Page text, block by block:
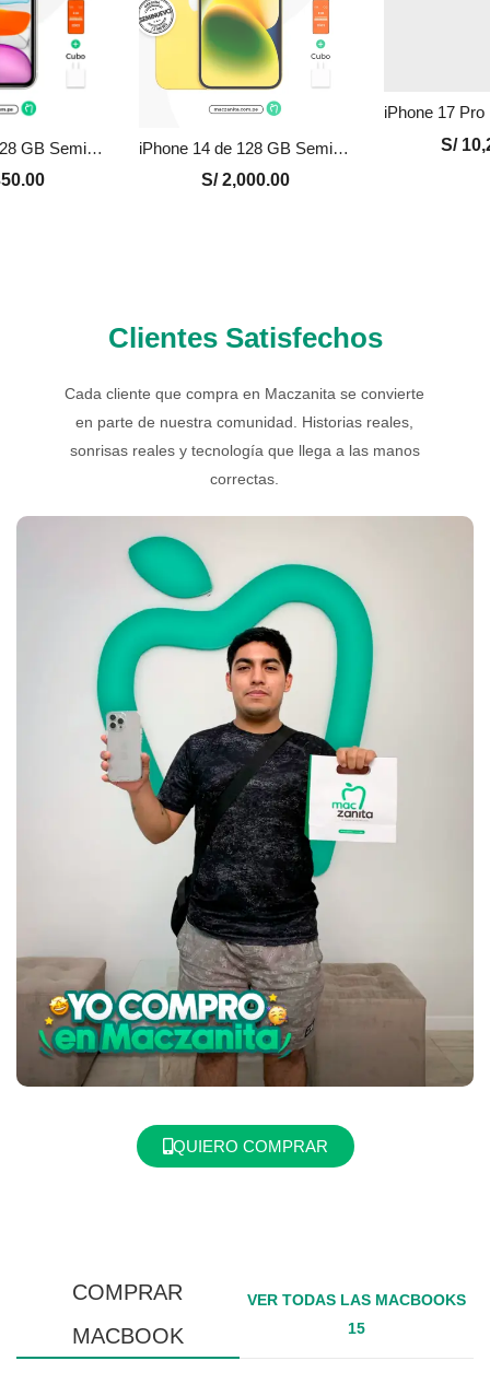
iPhone 11 de 128 GB Seminuevo en Perú | Blanco, Precio y Garantía
iPhone 14 de 128 GB Seminuevo en Perú | Amarillo, Precio y Garantía
S/2,000.00
S/
Clientes Satisfechos
Cada cliente que compra en Maczanita se convierte
en parte de nuestra comunidad. Historias reales,
sonrisas reales y tecnología que llega a las manos
correctas.
QUIERO COMPRAR
COMPRAR
MACBOOK
VER TODAS LAS MACBOOKS
15